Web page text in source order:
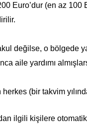
Euro’dur (en az 100
değilse, o bölgede
aile yardımı
(bir takvim
ilgili kişilere otomatik